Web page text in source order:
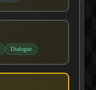
Dialogue